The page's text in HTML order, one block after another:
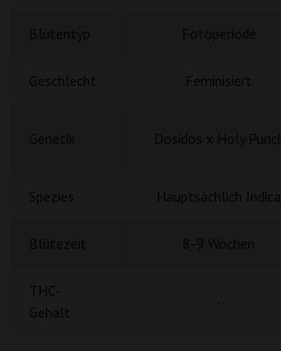
Geschlecht Feminisiert
Spezies Hauptsächlich Indica
THC-
Gehalt
-